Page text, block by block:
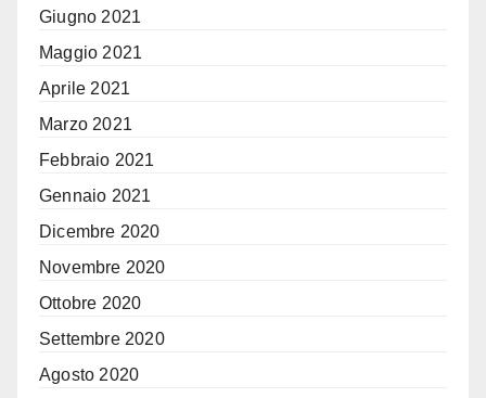
Giugno 2021
Maggio 2021
Aprile 2021
Marzo 2021
Febbraio 2021
Gennaio 2021
Dicembre 2020
Novembre 2020
Ottobre 2020
Settembre 2020
Agosto 2020